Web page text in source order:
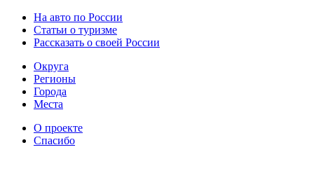
На авто по России
Статьи о туризме
Рассказать о своей России
Округа
Регионы
Города
Места
О проекте
Спасибо